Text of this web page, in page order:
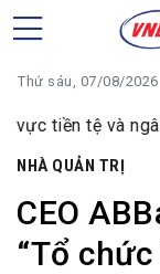
Thứ sáu, 07/08/2026
ngân hàng
NHÀ QUẢN TRỊ
CEO
“Tổ